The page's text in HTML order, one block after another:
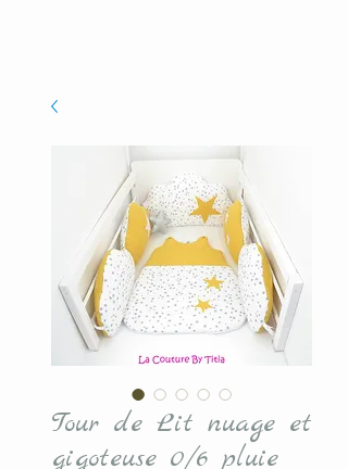
Tour de Lit nuage et
gigoteuse 0/6 pluie